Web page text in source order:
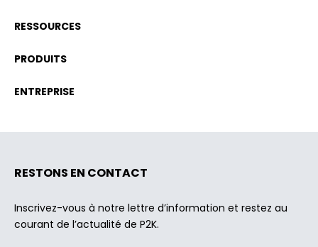
RESSOURCES
PRODUITS
ENTREPRISE
RESTONS EN CONTACT
Inscrivez-vous à notre lettre d’information et restez au
courant de l’actualité de P2K.